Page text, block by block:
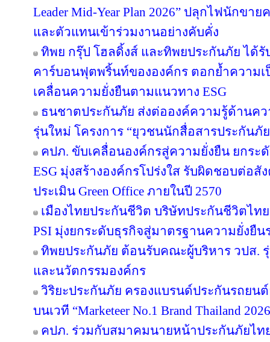
Leader Mid-Year Plan 2026” ปลุกไฟนักขา
และตัวแทนเข้าร่วมงานอย่างคับคั่ง
ทิพย กรุ๊ป โฮลดิ้งส์ และทิพยประกันภัย ได้รั
คาร์บอนฟุตพริ้นท์ขององค์กร ตอกย้ำความ
เคลื่อนความยั่งยืนตามแนวทาง ESG
ธนชาตประกันภัย ส่งต่อองค์ความรู้ด้านค
รุ่นใหม่ โครงการ “ยุวชนนักสื่อสารประกันภั
คปภ. ขับเคลื่อนองค์กรสู่ความยั่งยืน ยกระ
ESG มุ่งสร้างองค์กรโปร่งใส รับผิดชอบต่อ
ประเมิน Green Office ภายในปี 2570
เมืองไทยประกันชีวิต บริษัทประกันชีวิตไท
PSI มุ่งยกระดับธุรกิจสู่มาตรฐานความยั่งยืน
ทิพยประกันภัย ต้อนรับคณะผู้บริหาร วปส.
และนวัตกรรมองค์กร
วิริยะประกันภัย ครองแบรนด์ประกันรถยน
บนเวที “Marketeer No.1 Brand Thailand
คปภ. ร่วมกับสมาคมนายหน้าประกันภัยไท